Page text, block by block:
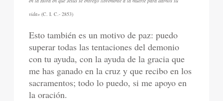
vida»(C. I. C.- 2853)
Esto también es un motivo de paz: puedo
superar todas las tentaciones del demonio
con tu ayuda, con la ayuda de la gracia que
me has ganado en la cruz y que recibo en los
sacramentos; todo lo puedo, si me apoyo en
la oración.